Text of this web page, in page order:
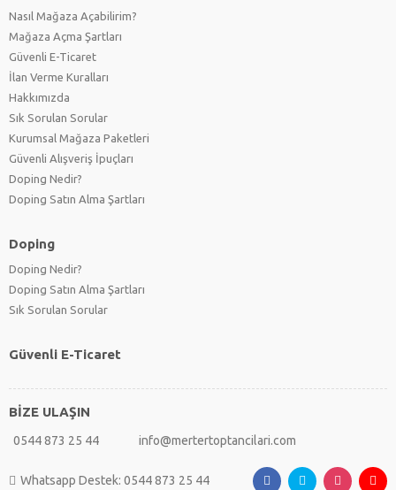
Nasıl Mağaza Açabilirim?
Mağaza Açma Şartları
Güvenli E-Ticaret
İlan Verme Kuralları
Hakkımızda
Sık Sorulan Sorular
Kurumsal Mağaza Paketleri
Güvenli Alışveriş İpuçları
Doping Nedir?
Doping Satın Alma Şartları
Doping
Doping Nedir?
Doping Satın Alma Şartları
Sık Sorulan Sorular
Güvenli E-Ticaret
BİZE ULAŞIN
0544 873 25 44 info@mertertoptancilari.com
Whatsapp Destek: 0544 873 25 44